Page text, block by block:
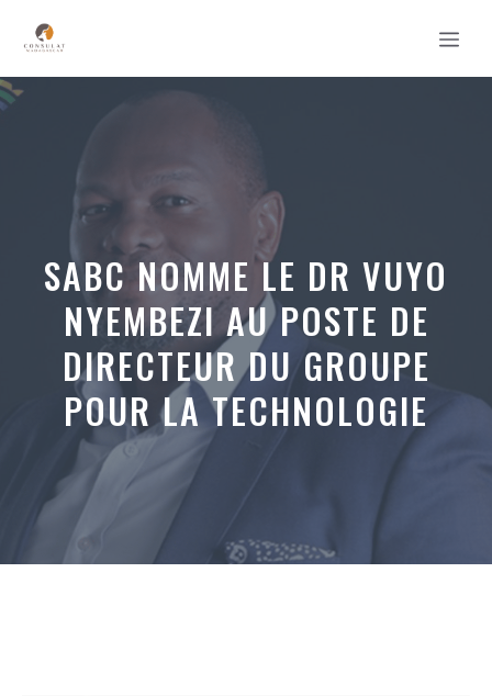
contenu
SABC NOMME LE DR VUYO
NYEMBEZI AU POSTE DE
DIRECTEUR DU GROUPE
POUR LA TECHNOLOGIE